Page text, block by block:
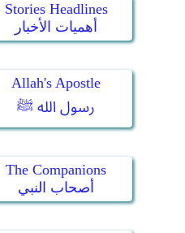
Stories Headlines
أهميات الأخبار
Allah's Apostle
رسول الله ﷺ
The Companions
أصحاب النبي